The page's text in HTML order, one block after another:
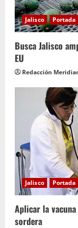
Jalisco Portada
Busca Jalisco
EU
Redacción
Jalisco Portada
Aplicar la
sordera